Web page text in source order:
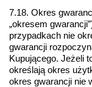
7.18. Okres
„okresem
przypadkach nie
gwarancji
Kupującego. Jeżeli
określają okres
okres gwarancji nie